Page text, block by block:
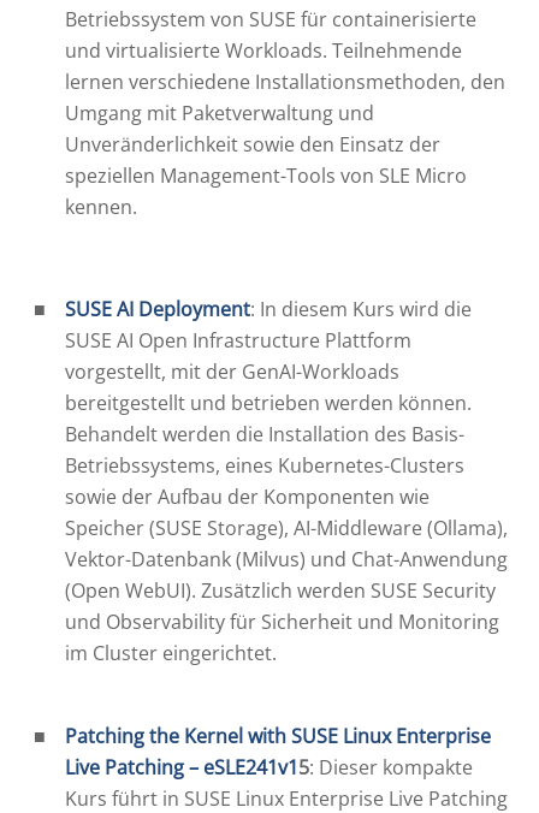
Betriebssystem von SUSE für containerisierte
und virtualisierte Workloads. Teilnehmende
lernen verschiedene Installationsmethoden, den
Umgang mit Paketverwaltung und
Unveränderlichkeit sowie den Einsatz der
speziellen Management-Tools von SLE Micro
kennen.
SUSE AI Deployment: In diesem Kurs wird die
SUSE AI Open Infrastructure Plattform
vorgestellt, mit der GenAI-Workloads
bereitgestellt und betrieben werden können.
Behandelt werden die Installation des Basis-
Betriebssystems, eines Kubernetes-Clusters
sowie der Aufbau der Komponenten wie
Speicher (SUSE Storage), AI-Middleware (Ollama),
Vektor-Datenbank (Milvus) und Chat-Anwendung
(Open WebUI). Zusätzlich werden SUSE Security
und Observability für Sicherheit und Monitoring
im Cluster eingerichtet.
Patching the Kernel with SUSE Linux Enterprise
Live Patching – eSLE241v15: Dieser kompakte
Kurs führt in SUSE Linux Enterprise Live Patching